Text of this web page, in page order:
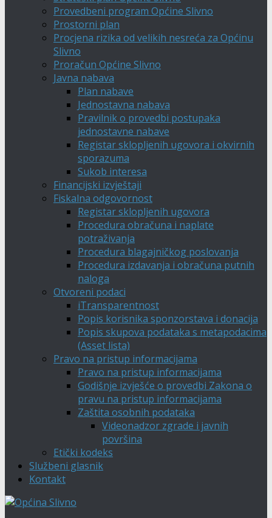
Provedbeni program Općine Slivno
Prostorni plan
Procjena rizika od velikih nesreća za Općinu
Slivno
Proračun Općine Slivno
Javna nabava
Plan nabave
Jednostavna nabava
Pravilnik o provedbi postupaka
jednostavne nabave
Registar sklopljenih ugovora i okvirnih
sporazuma
Sukob interesa
Financijski izvještaji
Fiskalna odgovornost
Registar sklopljenih ugovora
Procedura obračuna i naplate
potraživanja
Procedura blagajničkog poslovanja
Procedura izdavanja i obračuna putnih
naloga
Otvoreni podaci
iTransparentnost
Popis korisnika sponzorstava i donacija
Popis skupova podataka s metapodacima
(Asset lista)
Pravo na pristup informacijama
Pravo na pristup informacijama
Godišnje izvješće o provedbi Zakona o
pravu na pristup informacijama
Zaštita osobnih podataka
Videonadzor zgrade i javnih
površina
Etički kodeks
Službeni glasnik
Kontakt